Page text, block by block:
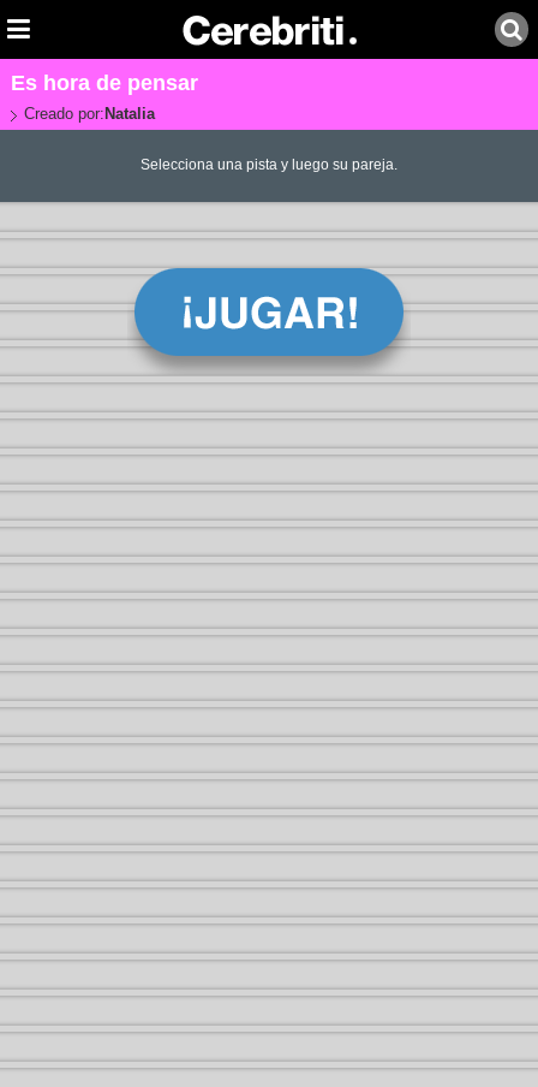
Es hora de pensar
Creado por: Natalia
Selecciona una pista y luego su pareja.